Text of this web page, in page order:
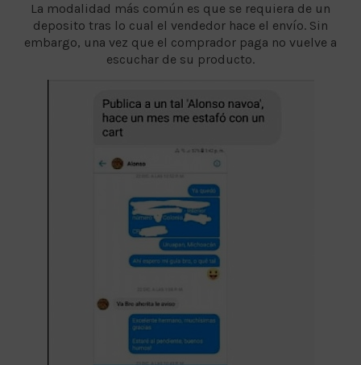
La modalidad más común es que se requiera de un
deposito tras lo cual el vendedor hace el envío. Sin
embargo, una vez que el comprador paga no vuelve a
escuchar de su producto.